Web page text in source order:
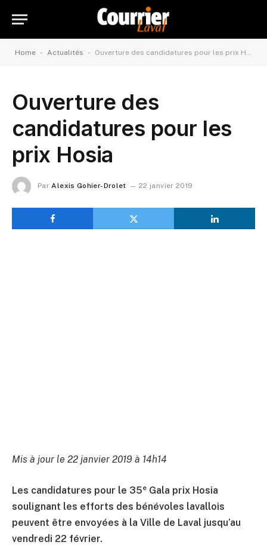
Home - Actualités - Ouverture des candidatures pour les prix Hosia
Ouverture des
candidatures pour les
prix Hosia
Par Alexis Gohier-Drolet 22 janvier 2019
Mis à jour le 22 janvier 2019 à 14h14
Les candidatures pour le 35e Gala prix Hosia
soulignant les efforts des bénévoles lavallois
peuvent être envoyées à la Ville de Laval jusqu’au
vendredi 22 février.